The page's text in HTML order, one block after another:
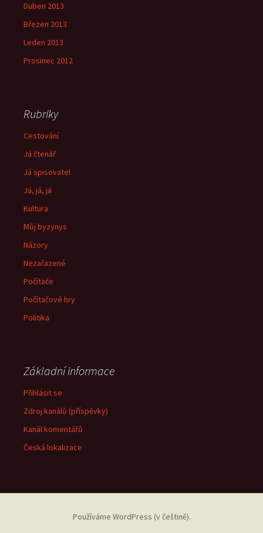
Duben 2013
Březen 2013
Leden 2013
Prosinec 2012
Rubriky
Cestování
Já čtenář
Já spisovatel
Já, já, já
Kultura
Můj byzynys
Názory
Nezařazené
Počítače
Počítačové hry
Politika
Základní informace
Přihlásit se
Zdroj kanálů (příspěvky)
Kanál komentářů
Česká lokalizace
Používáme WordPress (v češtině).